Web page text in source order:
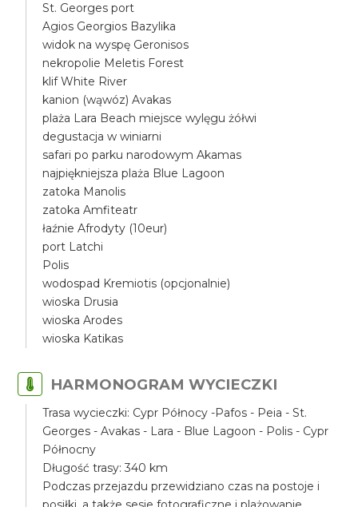
St. Georges port
Agios Georgios Bazylika
widok na wyspę Geronisos
nekropolie Meletis Forest
klif White River
kanion (wąwóz) Avakas
plaża Lara Beach miejsce wylęgu żółwi
degustacja w winiarni
safari po parku narodowym Akamas
najpiękniejsza plaża Blue Lagoon
zatoka Manolis
zatoka Amfiteatr
łaźnie Afrodyty (10eur)
port Latchi
Polis
wodospad Kremiotis (opcjonalnie)
wioska Drusia
wioska Arodes
wioska Katikas
HARMONOGRAM WYCIECZKI
Trasa wycieczki: Cypr Północy -Pafos - Peia - St.
Georges - Avakas - Lara - Blue Lagoon - Polis - Cypr
Północny
Długość trasy: 340 km
Podczas przejazdu przewidziano czas na postoje i